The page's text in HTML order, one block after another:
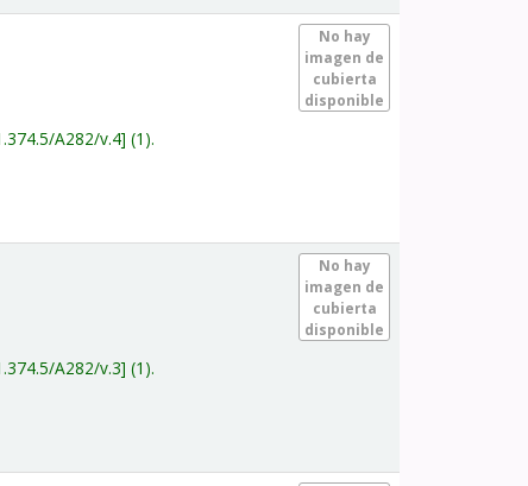
No hay
imagen de
cubierta
disponible
A282/v.4 (1).
No hay
imagen de
cubierta
disponible
A282/v.3 (1).